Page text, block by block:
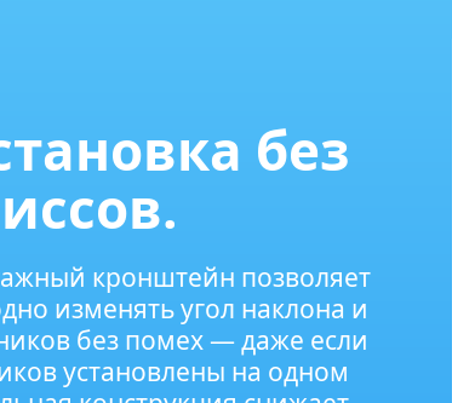
без
кронштейн позволяет
изменять угол наклона и
без помех — даже если
установлены на одном